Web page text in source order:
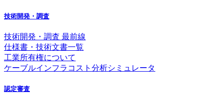
技術開発・調査
技術開発・調査 最前線
仕様書・技術文書一覧
工業所有権について
ケーブルインフラコスト分析シミュレータ
認定審査